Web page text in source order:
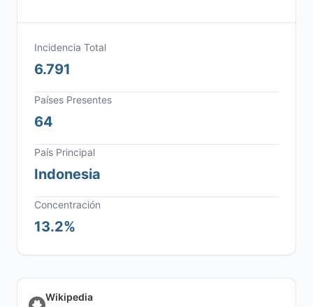
Incidencia Total
6.791
Países Presentes
64
País Principal
Indonesia
Concentración
13.2%
Wikipedia